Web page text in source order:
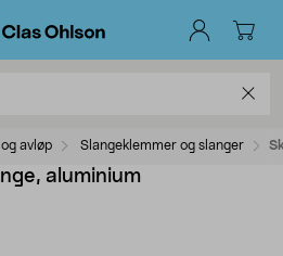
avløp Slangeklemmer og slanger
aluminium